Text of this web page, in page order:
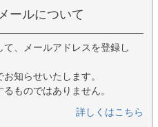
ールについて
、メールアドレスを登録し
知らせいたします。
ものではありません。
詳しくはこちら